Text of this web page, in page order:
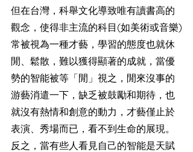
但在台灣，科舉文化導致唯有讀書高的
觀念，使得非主流的科目(如美術或音樂)
常被視為一種才藝，學習的態度也就休
閒、鬆散，難以獲得顯著的成就，當優
勢的智能被等「閒」視之，閒來沒事的
游藝消遣一下，缺乏被鼓勵和期待，也
就沒有熱情和創意的動力，才藝僅止於
表演、秀場而已，看不到生命的展現。
反之，當有些人看見自己的智能是天賦